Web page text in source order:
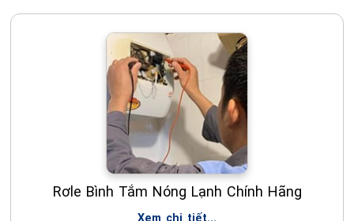
Rơle Bình Tắm Nóng Lạnh Chính Hãng